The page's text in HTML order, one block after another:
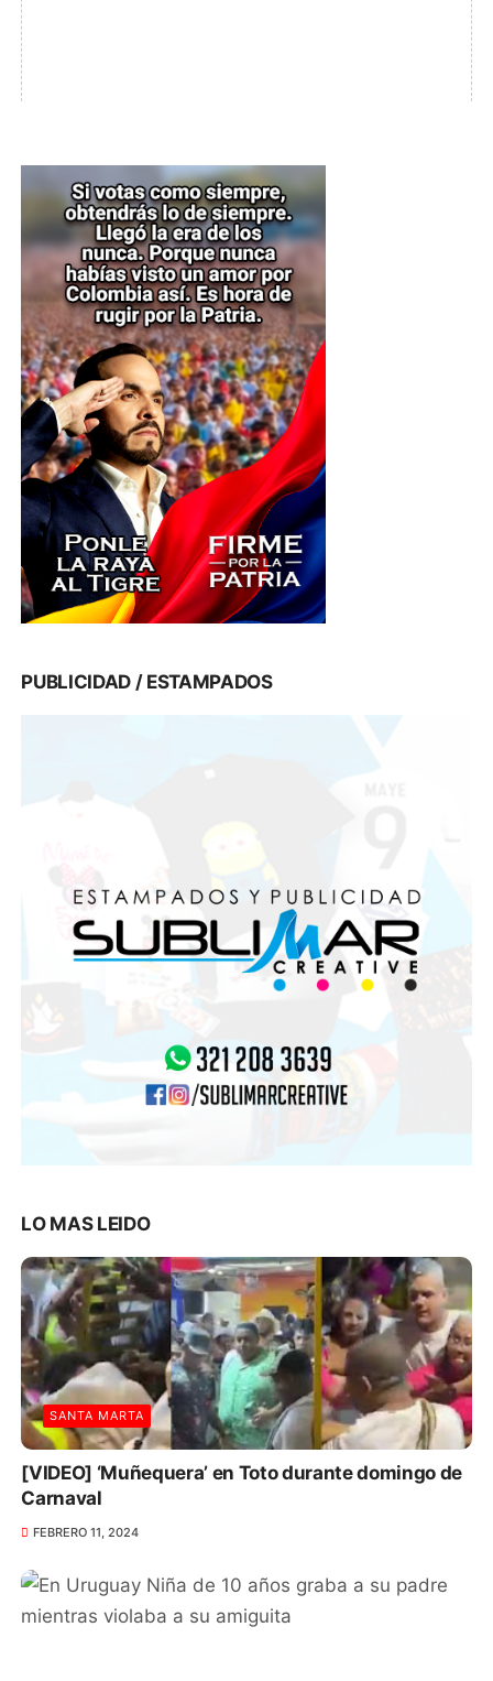
PUBLICIDAD / ESTAMPADOS
LO MAS LEIDO
SANTA MARTA
[VIDEO] ‘Muñequera’ en Toto durante domingo de
Carnaval
FEBRERO 11, 2024